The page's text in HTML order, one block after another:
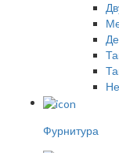
Фурнитура